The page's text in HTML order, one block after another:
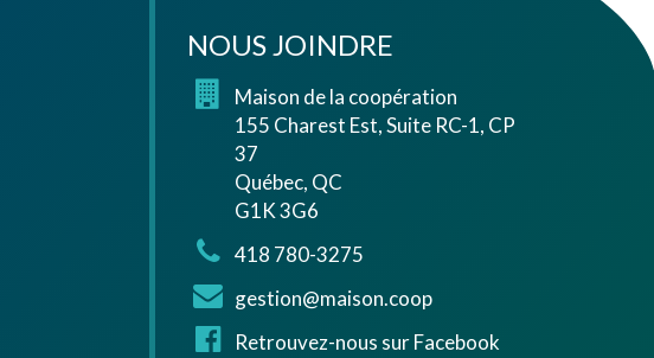
NOUS JOINDRE
Maison de la coopération
155 Charest Est, Suite RC-1, CP
37
Québec, QC
G1K 3G6
418 780-3275
gestion@maison.coop
Retrouvez-nous sur Facebook